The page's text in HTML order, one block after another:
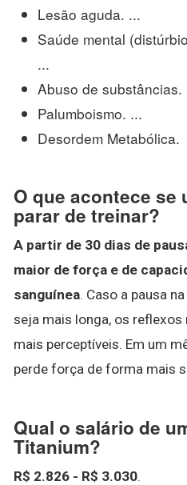
Lesão aguda. ...
Saúde mental
...
Abuso de substâncias.
Palumboismo. ...
Desordem Metabólica.
O que acontece
parar de treinar?
A partir de 30 dias de
maior de força e de
sanguínea. Caso a pausa
seja mais longa, os
mais perceptíveis. Em um
perde força de forma mais
Qual o salário de
Titanium?
R$ 2.826 - R$ 3.030.